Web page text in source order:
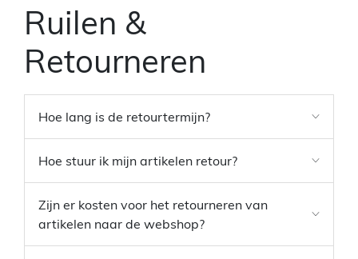
Ruilen &
Retourneren
Hoe lang is de retourtermijn?
Hoe stuur ik mijn artikelen retour?
Zijn er kosten voor het retourneren van
artikelen naar de webshop?